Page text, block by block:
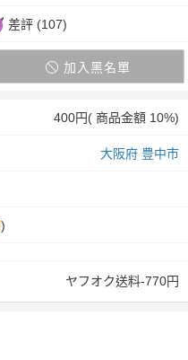
差評 (107)
加入黑名單
400円( 商品金額 10%)
大阪府 豊中市
)
ヤフオク送料-770円